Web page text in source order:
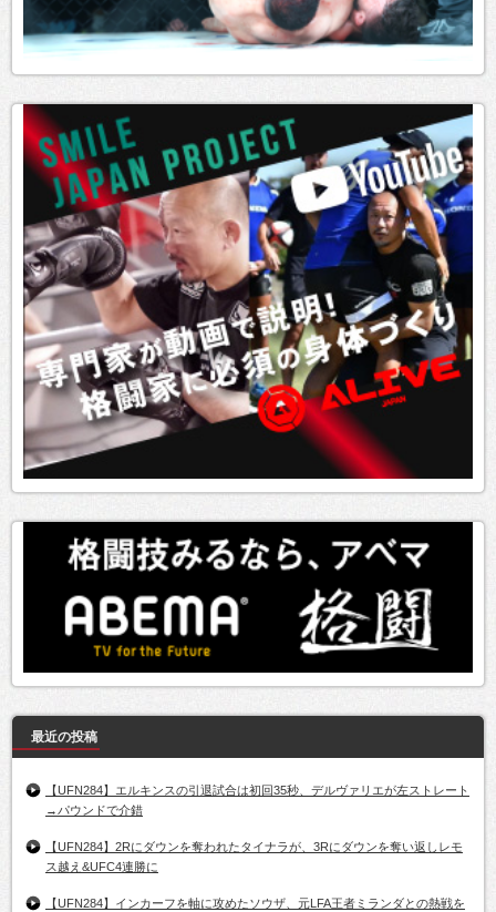
最近の投稿
【UFN284】エルキンスの引退試合は初回35秒、デルヴァリエが左ストレート
→パウンドで介錯
【UFN284】2Rにダウンを奪われたタイナラが、3Rにダウンを奪い返しレモ
ス越え&UFC4連勝に
【UFN284】インカーフを軸に攻めたソウザ、元LFA王者ミランダとの熱戦を